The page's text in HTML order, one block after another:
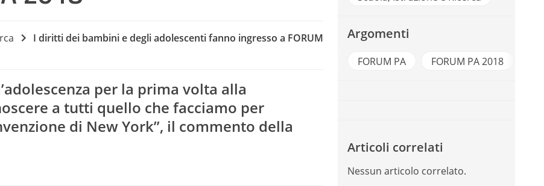
I diritti dei bambini e degli adolescenti fanno ingresso a FORUM
per la prima volta alla
a tutti quello che facciamo per
di New York”, il commento della
Argomenti
FORUM PA FORUM PA 2018
Articoli correlati
Nessun articolo correlato.